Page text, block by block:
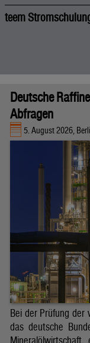
teem
Deutsche
Abfragen
5. August 2026,
Bei der Prüfung der
das deutsche